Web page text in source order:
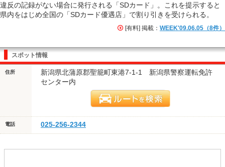
違反の記録がない場合に発行される「SDカード」。これを提示すると
県内をはじめ全国の「SDカード優遇店」で割り引きを受けられる。
[有料] 掲載： WEEK'09.06.05（8件）
スポット情報
住所
新潟県北蒲原郡聖籠町東港7-1-1 新潟県警察運転免許
センター内
電話 025-256-2344